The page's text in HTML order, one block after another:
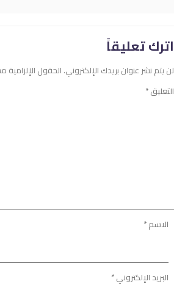
اترك تعليقاً
لن يتم نشر عنوان بريدك الإلكتروني. الحقول الإلزامية
التعليق*
الاسم*
البريد الإلكتروني*